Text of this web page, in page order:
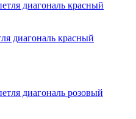
диагональ красный